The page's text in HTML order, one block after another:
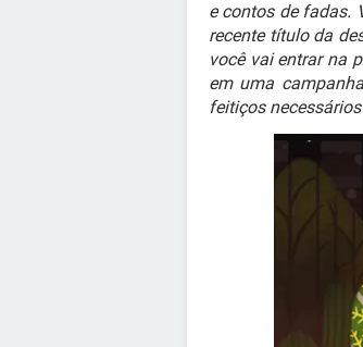
e contos de fadas.
recente título da
você vai entrar na
em uma
feitiços